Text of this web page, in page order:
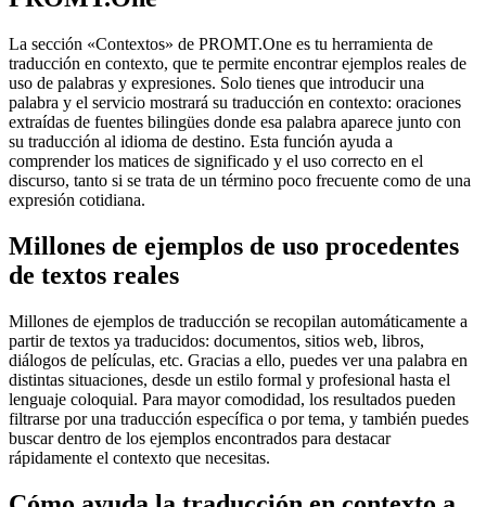
La sección «Contextos» de PROMT.One es tu herramienta de
traducción en contexto, que te permite encontrar ejemplos reales de
uso de palabras y expresiones. Solo tienes que introducir una
palabra y el servicio mostrará su traducción en contexto: oraciones
extraídas de fuentes bilingües donde esa palabra aparece junto con
su traducción al idioma de destino. Esta función ayuda a
comprender los matices de significado y el uso correcto en el
discurso, tanto si se trata de un término poco frecuente como de una
expresión cotidiana.
Millones de ejemplos de uso procedentes
de textos reales
Millones de ejemplos de traducción se recopilan automáticamente a
partir de textos ya traducidos: documentos, sitios web, libros,
diálogos de películas, etc. Gracias a ello, puedes ver una palabra en
distintas situaciones, desde un estilo formal y profesional hasta el
lenguaje coloquial. Para mayor comodidad, los resultados pueden
filtrarse por una traducción específica o por tema, y también puedes
buscar dentro de los ejemplos encontrados para destacar
rápidamente el contexto que necesitas.